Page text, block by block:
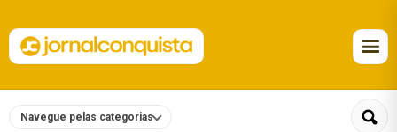
Navegue pelas categorias